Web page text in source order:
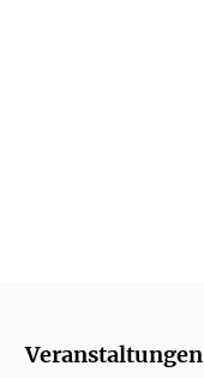
Veranstaltungen